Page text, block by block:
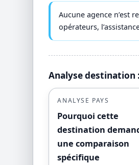
Aucune agence n’est
opérateurs,
Analyse destination
ANALYSE PAYS
Pourquoi cette
destination
une comparaison
spécifique